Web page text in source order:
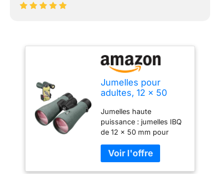
Jumelles pour
adultes, 12 x 50
avec adaptateur de
téléphone, UHD
367/914 m, lentille
FMC à prisme
BAK4, étanche IPX7
pour l'observation
Jumelles haute
puissance : jumelles IBQ
de 12 x 50 mm pour
avec lentilles entièrement
multicouches et prismes